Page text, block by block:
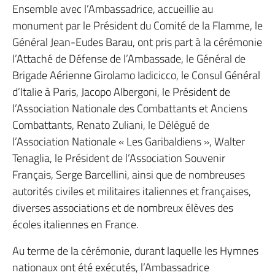
Ensemble avec l’Ambassadrice, accueillie au
monument par le Président du Comité de la Flamme, le
Général Jean-Eudes Barau, ont pris part à la cérémonie
l’Attaché de Défense de l’Ambassade, le Général de
Brigade Aérienne Girolamo Iadicicco, le Consul Général
d’Italie à Paris, Jacopo Albergoni, le Président de
l’Association Nationale des Combattants et Anciens
Combattants, Renato Zuliani, le Délégué de
l’Association Nationale « Les Garibaldiens », Walter
Tenaglia, le Président de l’Association Souvenir
Français, Serge Barcellini, ainsi que de nombreuses
autorités civiles et militaires italiennes et françaises,
diverses associations et de nombreux élèves des
écoles italiennes en France.
Au terme de la cérémonie, durant laquelle les Hymnes
nationaux ont été exécutés, l’Ambassadrice